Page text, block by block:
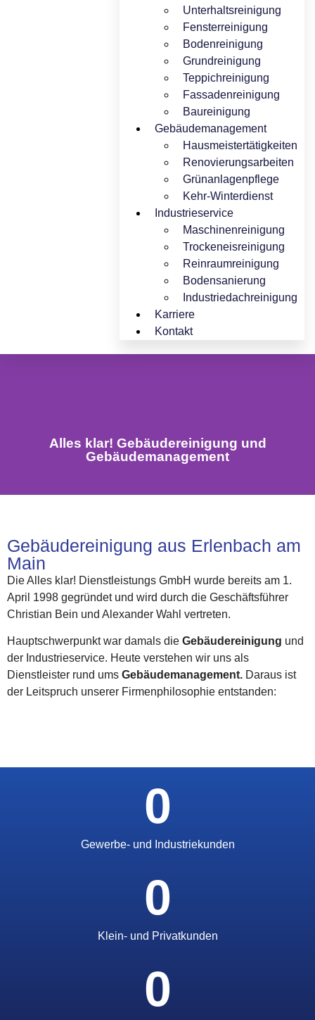
Unterhaltsreinigung
Fensterreinigung
Bodenreinigung
Grundreinigung
Teppichreinigung
Fassadenreinigung
Baureinigung
Gebäudemanagement
Hausmeistertätigkeiten
Renovierungsarbeiten
Grünanlagenpflege
Kehr-Winterdienst
Industrieservice
Maschinenreinigung
Trockeneisreinigung
Reinraumreinigung
Bodensanierung
Industriedachreinigung
Karriere
Kontakt
Alles klar! Gebäudereinigung und
Gebäudemanagement
Gebäudereinigung aus Erlenbach am
Main
Die Alles klar! Dienstleistungs GmbH wurde bereits am 1.
April 1998 gegründet und wird durch die Geschäftsführer
Christian Bein und Alexander Wahl vertreten.
Hauptschwerpunkt war damals die Gebäudereinigung und
der Industrieservice. Heute verstehen wir uns als
Dienstleister rund ums Gebäudemanagement. Daraus ist
der Leitspruch unserer Firmenphilosophie entstanden:
Gewerbe- und Industriekunden
0
Klein- und Privatkunden
0
0